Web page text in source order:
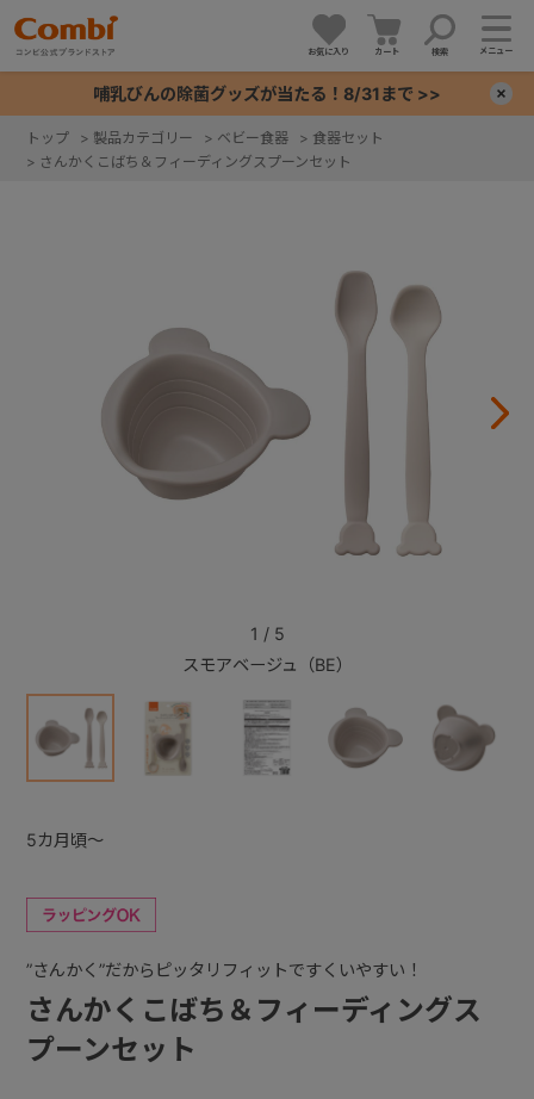
お気に入り カート 検索 メニュー
哺乳びんの除菌グッズが当たる！8/31まで >>
トップ > 製品カテゴリー > ベビー食器 > 食器セット
> さんかくこばち＆フィーディングスプーンセット
スモアベージュ（BE）
1 / 5
さんかくこばち＆フィーディングス
プーンセット
”さんかく”だからピッタリフィットですくいやすい！
5カ月頃～